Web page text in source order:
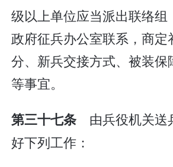
级以上单位应当派出联络组
政府征兵办公室联系，商定
分、新兵交接方式、被装保
等事宜。
第三十七条 由兵役机关送
好下列工作：